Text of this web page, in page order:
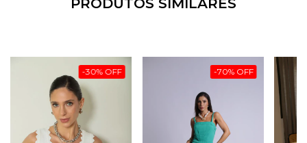
-30% OFF -70% OFF